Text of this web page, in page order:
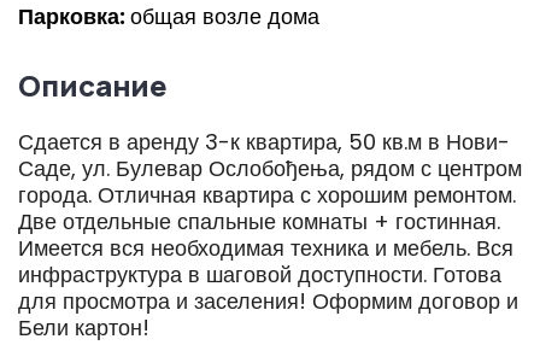
Парковка: общая возле дома
Описание
Сдается в аренду 3-к квартира, 50 кв.м в Нови-
Саде, ул. Булевар Ослобођења, рядом с центром
города. Отличная квартира с хорошим ремонтом.
Две отдельные спальные комнаты + гостинная.
Имеется вся необходимая техника и мебель. Вся
инфраструктура в шаговой доступности. Готова
для просмотра и заселения! Оформим договор и
Бели картон!